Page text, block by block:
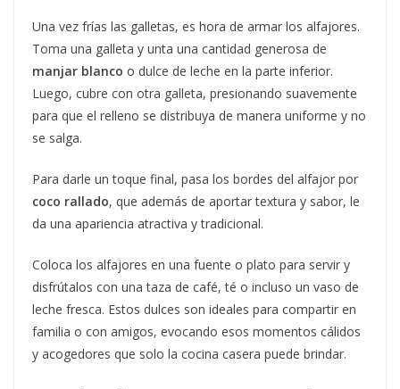
Una vez frías las galletas, es hora de armar los alfajores.
Toma una galleta y unta una cantidad generosa de
manjar blanco o dulce de leche en la parte inferior.
Luego, cubre con otra galleta, presionando suavemente
para que el relleno se distribuya de manera uniforme y no
se salga.
Para darle un toque final, pasa los bordes del alfajor por
coco rallado, que además de aportar textura y sabor, le
da una apariencia atractiva y tradicional.
Coloca los alfajores en una fuente o plato para servir y
disfrútalos con una taza de café, té o incluso un vaso de
leche fresca. Estos dulces son ideales para compartir en
familia o con amigos, evocando esos momentos cálidos
y acogedores que solo la cocina casera puede brindar.